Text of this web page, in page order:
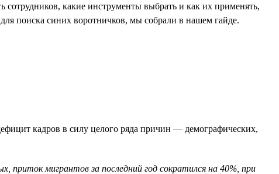
какие инструменты выбрать и как их применять,
поиска синих воротничков, мы собрали в нашем гайде.
кадров в силу целого ряда причин — демографических,
приток мигрантов за последний год сократился на 40%, при